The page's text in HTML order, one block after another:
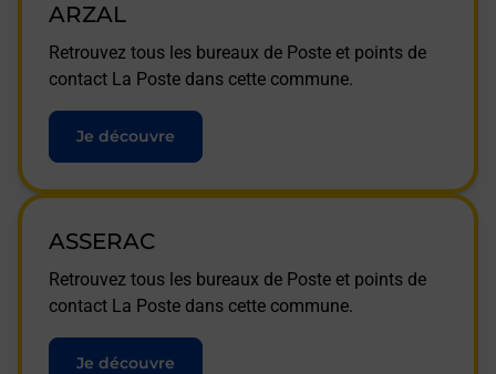
ARZAL
Retrouvez tous les bureaux de Poste et points de
contact La Poste dans cette commune.
Je découvre
ASSERAC
Retrouvez tous les bureaux de Poste et points de
contact La Poste dans cette commune.
Je découvre